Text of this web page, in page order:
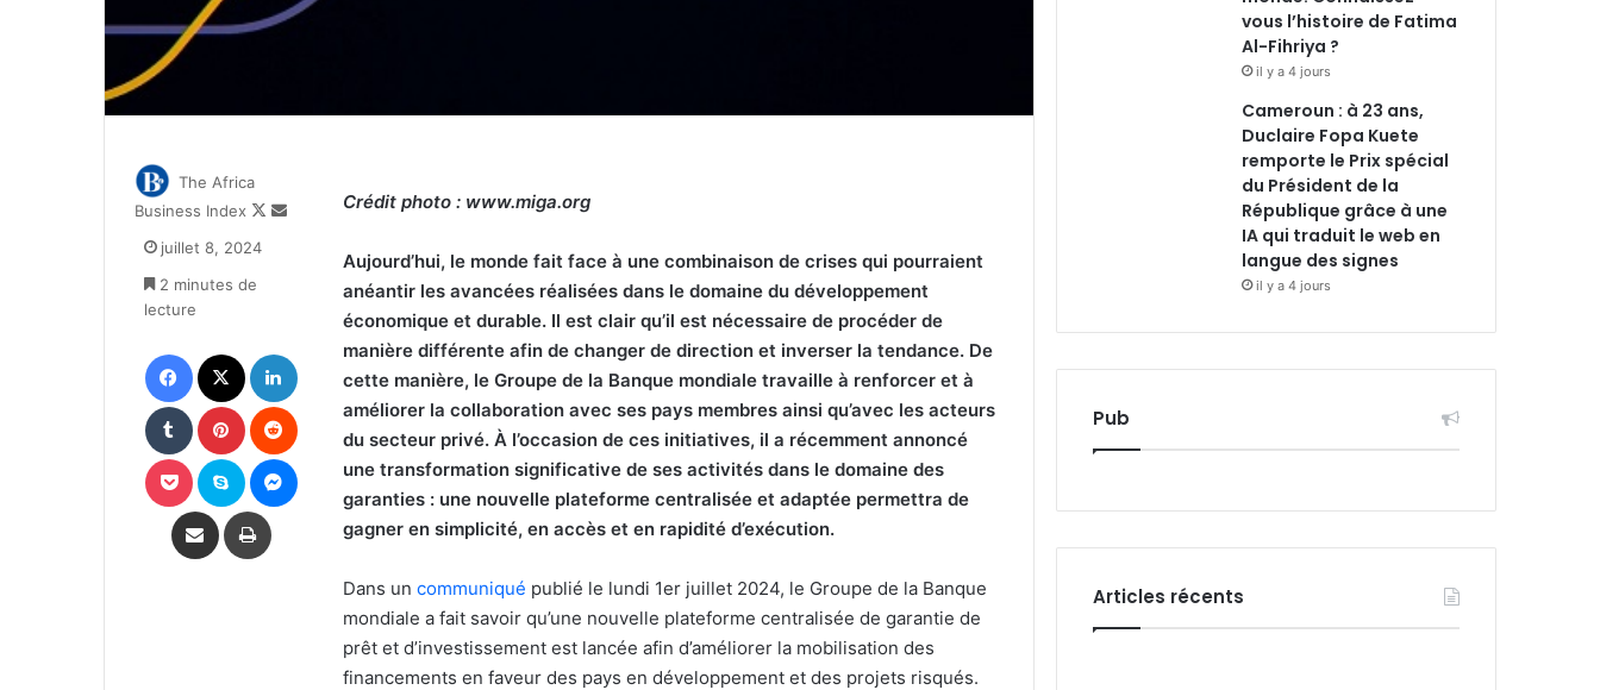
Crédit photo : www.miga.org
Aujourd’hui, le monde fait face à une combinaison de crises qui pourraient
anéantir les avancées réalisées dans le domaine du développement
économique et durable. Il est clair qu’il est nécessaire de procéder de
manière différente afin de changer de direction et inverser la tendance. De
cette manière, le Groupe de la Banque mondiale travaille à renforcer et à
améliorer la collaboration avec ses pays membres ainsi qu’avec les acteurs
du secteur privé. À l’occasion de ces initiatives, il a récemment annoncé
une transformation significative de ses activités dans le domaine des
garanties : une nouvelle plateforme centralisée et adaptée permettra de
gagner en simplicité, en accès et en rapidité d’exécution.
Dans un communiqué publié le lundi 1er juillet 2024, le Groupe de la Banque
mondiale a fait savoir qu’une nouvelle plateforme centralisée de garantie de
prêt et d’investissement est lancée afin d’améliorer la mobilisation des
financements en faveur des pays en développement et des projets risqués.
The Africa
Business Index
Follow
Envoyer
juillet 8, 2024
2 minutes de
lecture
Facebook Linkedin
Tumblr Pinterest
Pocket Skype
Partager par email Imprimer
vous l’histoire de Fatima
Al-Fihriya ?
il y a 4 jours
Cameroun : à 23 ans,
Duclaire Fopa Kuete
remporte le Prix spécial
du Président de la
République grâce à une
IA qui traduit le web en
langue des signes
il y a 4 jours
Pub
Articles récents